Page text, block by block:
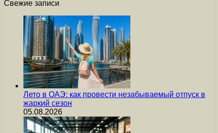
Свежие записи
Лето в ОАЭ: как провести незабываемый отпуск в
жаркий сезон
05.08.2026